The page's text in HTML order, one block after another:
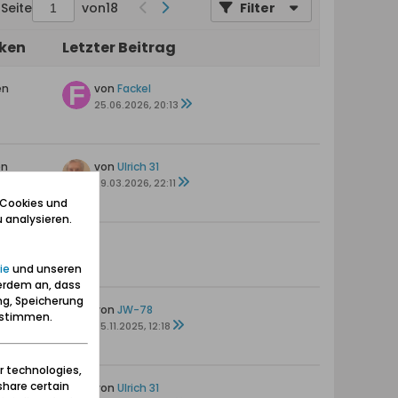
Seite von18 Filter
Letzter Beitrag
von Fackel
25.06.2026, 20:13
von Ulrich 31
29.03.2026, 22:11
von JW-78
05.11.2025, 12:18
von Ulrich 31
und
und unseren
an, dass
Speicherung
technologies,
certain